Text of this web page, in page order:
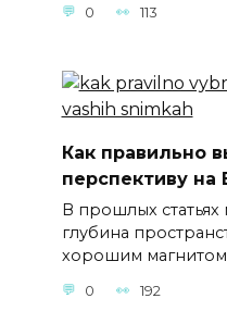
0 113
Как правильно
перспективу на
В прошлых статьях
глубина
хорошим магнитом
0 192